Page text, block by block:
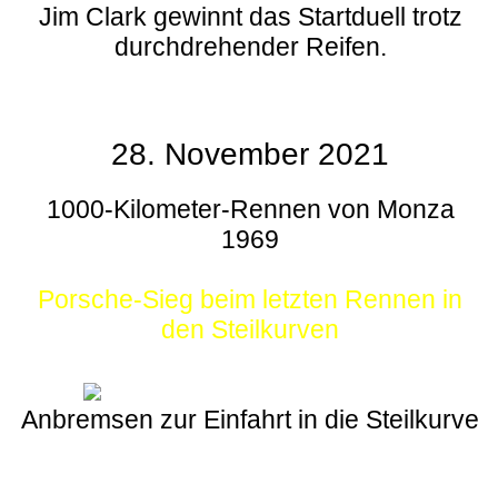
Jim Clark gewinnt das Startduell trotz
durchdrehender Reifen.
28. November 2021
1000-Kilometer-Rennen von Monza
1969
Porsche-Sieg beim letzten Rennen in
den Steilkurven
Anbremsen zur Einfahrt in die Steilkurve